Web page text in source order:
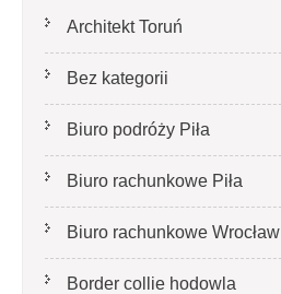
Architekt Toruń
Bez kategorii
Biuro podróży Piła
Biuro rachunkowe Piła
Biuro rachunkowe Wrocław
Border collie hodowla